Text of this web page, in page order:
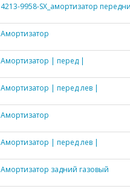
4213-9958-SX_амортизатор
Амортизатор
Амортизатор | перед |
Амортизатор | перед лев |
Амортизатор
Амортизатор | перед лев |
Амортизатор задний газовый